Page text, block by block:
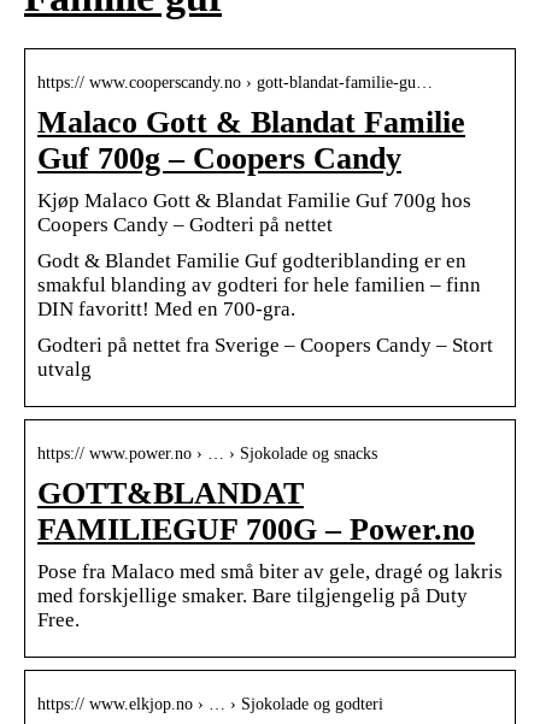
https:// www.cooperscandy.no › gott-blandat-familie-gu…
Malaco Gott & Blandat Familie
Guf 700g – Coopers Candy
Kjøp Malaco Gott & Blandat Familie Guf 700g hos
Coopers Candy – Godteri på nettet
Godt & Blandet Familie Guf godteriblanding er en
smakful blanding av godteri for hele familien – finn
DIN favoritt! Med en 700-gra.
Godteri på nettet fra Sverige – Coopers Candy – Stort
utvalg
https:// www.power.no › … › Sjokolade og snacks
GOTT&BLANDAT
FAMILIEGUF 700G – Power.no
Pose fra Malaco med små biter av gele, dragé og lakris
med forskjellige smaker. Bare tilgjengelig på Duty
Free.
https:// www.elkjop.no › … › Sjokolade og godteri